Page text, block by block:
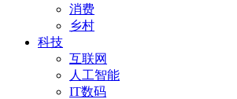
消费
乡村
科技
互联网
人工智能
IT数码